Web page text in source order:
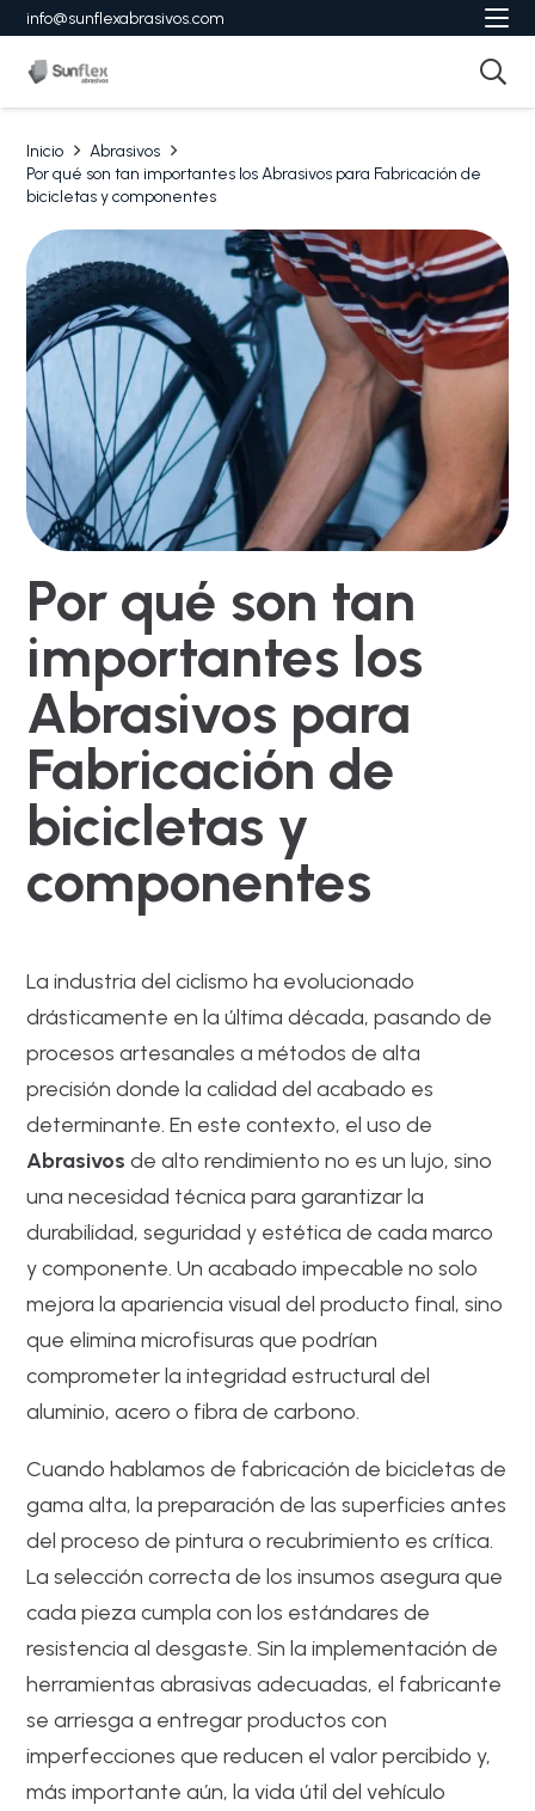
info@sunflexabrasivos.com
Inicio
Abrasivos
Por qué son tan importantes los Abrasivos para Fabricación de
bicicletas y componentes
Por qué son tan
importantes los
Abrasivos para
Fabricación de
bicicletas y
componentes
La industria del ciclismo ha evolucionado
drásticamente en la última década, pasando de
procesos artesanales a métodos de alta
precisión donde la calidad del acabado es
determinante. En este contexto, el uso de
Abrasivos de alto rendimiento no es un lujo, sino
una necesidad técnica para garantizar la
durabilidad, seguridad y estética de cada marco
y componente. Un acabado impecable no solo
mejora la apariencia visual del producto final, sino
que elimina microfisuras que podrían
comprometer la integridad estructural del
aluminio, acero o fibra de carbono.
Cuando hablamos de fabricación de bicicletas de
gama alta, la preparación de las superficies antes
del proceso de pintura o recubrimiento es crítica.
La selección correcta de los insumos asegura que
cada pieza cumpla con los estándares de
resistencia al desgaste. Sin la implementación de
herramientas abrasivas adecuadas, el fabricante
se arriesga a entregar productos con
imperfecciones que reducen el valor percibido y,
más importante aún, la vida útil del vehículo